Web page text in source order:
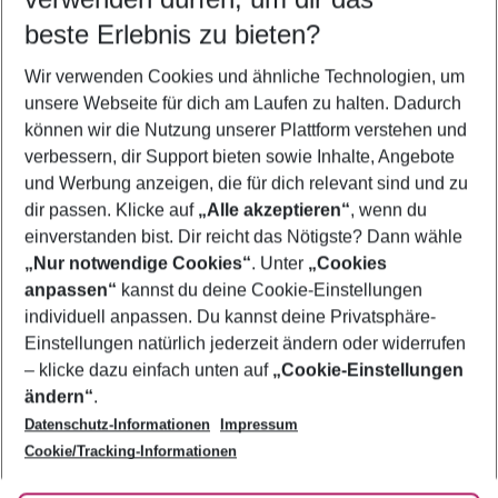
5-8 Nächte
2 Erwachsene Keine Kinder
Mehr Filter anzeigen
Footer
Footer navigation
Über uns
AGB
Bestpreisgarantie
Cookie-Einstellungen ändern
Cookie-Richtlinie
Agenturbetreuung
Barrierefreies Reisen
Folge uns
beste Erlebnis zu bieten?
Wir verwenden Cookies und ähnliche Technologien, um
unsere Webseite für dich am Laufen zu halten. Dadurch
können wir die Nutzung unserer Plattform verstehen und
verbessern, dir Support bieten sowie Inhalte, Angebote
und Werbung anzeigen, die für dich relevant sind und zu
dir passen. Klicke auf „Alle akzeptieren“, wenn du
einverstanden bist. Dir reicht das Nötigste? Dann wähle
„Nur notwendige Cookies“. Unter „Cookies
anpassen“ kannst du deine Cookie-Einstellungen
individuell anpassen. Du kannst deine Privatsphäre-
Einstellungen natürlich jederzeit ändern oder widerrufen
– klicke dazu einfach unten auf „Cookie-Einstellungen
ändern“.
Datenschutz-Informationen
Impressum
Cookie/Tracking-Informationen